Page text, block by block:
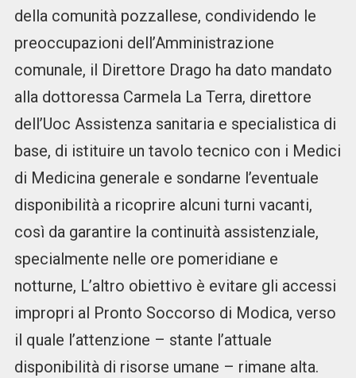
della comunità pozzallese, condividendo le
preoccupazioni dell’Amministrazione
comunale, il Direttore Drago ha dato mandato
alla dottoressa Carmela La Terra, direttore
dell’Uoc Assistenza sanitaria e specialistica di
base, di istituire un tavolo tecnico con i Medici
di Medicina generale e sondarne l’eventuale
disponibilità a ricoprire alcuni turni vacanti,
così da garantire la continuità assistenziale,
specialmente nelle ore pomeridiane e
notturne, L’altro obiettivo è evitare gli accessi
impropri al Pronto Soccorso di Modica, verso
il quale l’attenzione – stante l’attuale
disponibilità di risorse umane – rimane alta.